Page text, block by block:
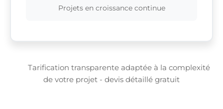
Projets en croissance continue
Tarification transparente adaptée à la complexité
de votre projet - devis détaillé gratuit